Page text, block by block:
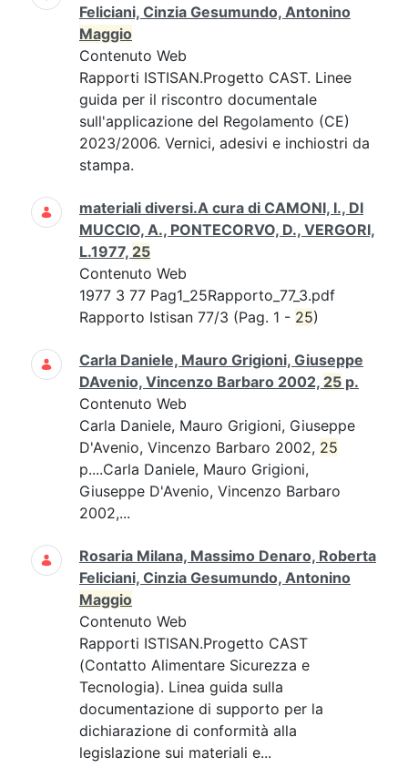
Feliciani, Cinzia Gesumundo, Antonino
Maggio
Contenuto Web
Rapporti ISTISAN.Progetto CAST. Linee
guida per il riscontro documentale
sull'applicazione del Regolamento (CE)
2023/2006. Vernici, adesivi e inchiostri da
stampa.
materiali diversi.A cura di CAMONI, I., DI
MUCCIO, A., PONTECORVO, D., VERGORI,
L.1977, 25
Contenuto Web
1977 3 77 Pag1_25Rapporto_77_3.pdf
Rapporto Istisan 77/3 (Pag. 1 - 25)
Carla Daniele, Mauro Grigioni, Giuseppe
DAvenio, Vincenzo Barbaro 2002, 25 p.
Contenuto Web
Carla Daniele, Mauro Grigioni, Giuseppe
D'Avenio, Vincenzo Barbaro 2002, 25
p....Carla Daniele, Mauro Grigioni,
Giuseppe D'Avenio, Vincenzo Barbaro
2002,...
Rosaria Milana, Massimo Denaro, Roberta
Feliciani, Cinzia Gesumundo, Antonino
Maggio
Contenuto Web
Rapporti ISTISAN.Progetto CAST
(Contatto Alimentare Sicurezza e
Tecnologia). Linea guida sulla
documentazione di supporto per la
dichiarazione di conformità alla
legislazione sui materiali e...